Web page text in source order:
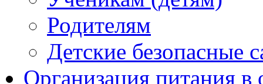
Родителям
Детские безопасные
Организация питания в